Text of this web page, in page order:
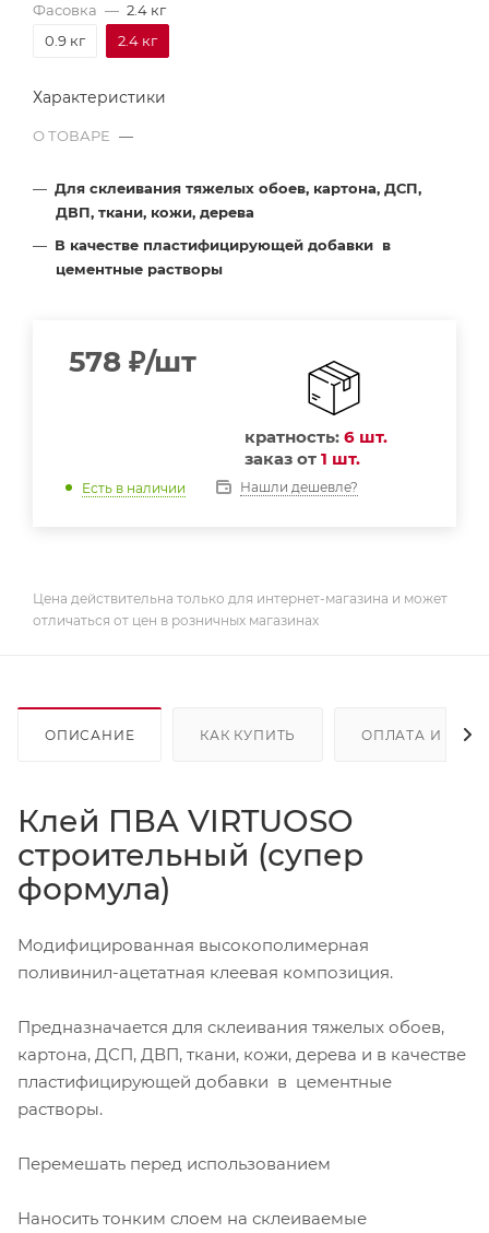
Фасовка — 2.4 кг
0.9 кг
2.4 кг
Характеристики
О ТОВАРЕ —
Для склеивания тяжелых обоев, картона, ДСП,
ДВП, ткани, кожи, дерева
В качестве пластифицирующей добавки в
цементные растворы
578 ₽/шт
кратность: 6 шт.
заказ от 1 шт.
Есть в наличии Нашли дешевле?
Цена действительна только для интернет-магазина и может
отличаться от цен в розничных магазинах
ОПИСАНИЕ КАК КУПИТЬ ОПЛАТА И
Клей ПВА VIRTUOSO
строительный (супер
формула)
Модифицированная высокополимерная
поливинил-ацетатная клеевая композиция.
Предназначается для склеивания тяжелых обоев,
картона, ДСП, ДВП, ткани, кожи, дерева и в качестве
пластифицирующей добавки в цементные
растворы.
Перемешать перед использованием
Наносить тонким слоем на склеиваемые